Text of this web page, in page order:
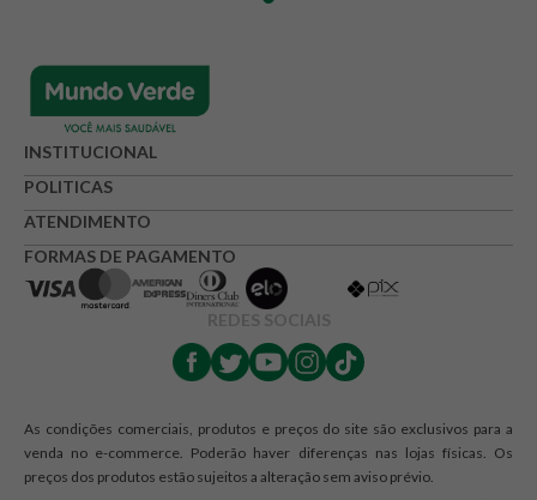
INSTITUCIONAL
POLITICAS
ATENDIMENTO
FORMAS DE PAGAMENTO
REDES SOCIAIS
As condições comerciais, produtos e preços do site são exclusivos para a
venda no e-commerce. Poderão haver diferenças nas lojas físicas. Os
preços dos produtos estão sujeitos a alteração sem aviso prévio.